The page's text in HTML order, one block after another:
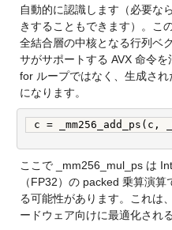
自動的に認識します（必要な
きすることもできます）。こ
全結合層の中核となる行列ベ
サがサポートする AVX 命令
for ループではなく、生成さ
になります。
c = _mm256_add_ps(c,
ここで _mm256_mul_ps は
（FP32）の packed 乗算演
る可能性があります。これは
ードウェア向けに最適化され